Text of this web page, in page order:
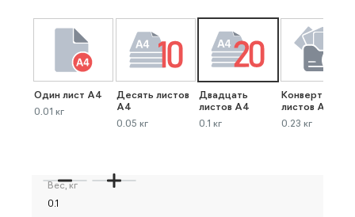
Один лист А4
0.01 кг
Десять листов
А4
0.05 кг
Двадцать
листов А4
0.1 кг
Конверт до 40
листов А4
0.23 кг
Вес, кг